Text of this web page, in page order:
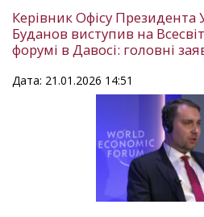
Керівник Офісу Президента
Буданов виступив на
форумі в Давосі: головні
Дата: 21.01.2026 14:51